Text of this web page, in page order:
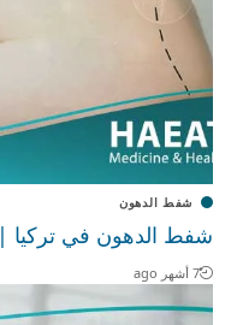
شفط الدهون
شفط الدهون في تركيا | 7 فوائد مذهلة للنتائج
7 أشهر ago